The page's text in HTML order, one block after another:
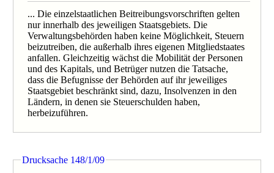
... Die einzelstaatlichen Beitreibungsvorschriften gelten
nur innerhalb des jeweiligen Staatsgebiets. Die
Verwaltungsbehörden haben keine Möglichkeit, Steuern
beizutreiben, die außerhalb ihres eigenen Mitgliedstaates
anfallen. Gleichzeitig wächst die Mobilität der Personen
und des Kapitals, und Betrüger nutzen die Tatsache,
dass die Befugnisse der Behörden auf ihr jeweiliges
Staatsgebiet beschränkt sind, dazu, Insolvenzen in den
Ländern, in denen sie Steuerschulden haben,
herbeizuführen.
Drucksache 148/1/09